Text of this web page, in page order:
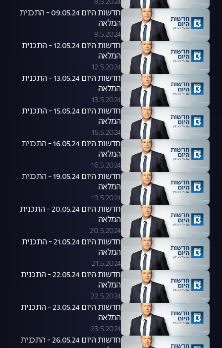
חדשות היום 09.05.24 - התכנית
המלאה
9.5.2024
חדשות היום 12.05.24 - התכנית
המלאה
12.5.2024
חדשות היום 13.05.24 - התכנית
המלאה
13.5.2024
חדשות היום 15.05.24 - התכנית
המלאה
15.5.2024
חדשות היום 16.05.24 - התכנית
המלאה
16.5.2024
חדשות היום 19.05.24 - התכנית
המלאה
19.5.2024
חדשות היום 20.05.24 - התכנית
המלאה
20.5.2024
חדשות היום 21.05.24 - התכנית
המלאה
21.5.2024
חדשות היום 22.05.24 - התכנית
המלאה
22.5.2024
חדשות היום 23.05.24 - התכנית
המלאה
23.5.2024
חדשות היום 26.05.24 - התכנית